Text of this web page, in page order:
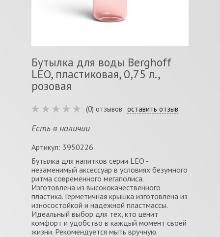
Бутылка для воды Berghoff
LEO, пластиковая, 0,75 л.,
розовая
(0) отзывов оставить отзыв
Есть в наличии
Артикул: 3950226
Бутылка для напитков серии LEO -
незаменимый аксессуар в условиях безумного
ритма современного мегаполиса.
Изготовлена из высококачественного
пластика. Герметичная крышка изготовлена из
износостойкой и надежной пластмассы.
Идеальный выбор для тех, кто ценит
комфорт и удобство в каждый момент своей
жизни. Рекомендуется мыть вручную.